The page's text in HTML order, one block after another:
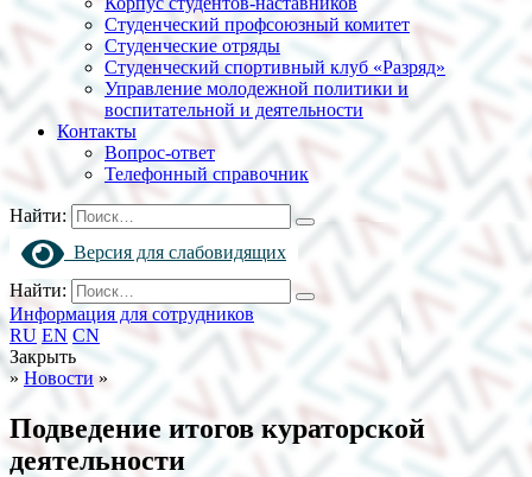
Студенческий профсоюзный комитет
Студенческие отряды
Студенческий спортивный клуб «Разряд»
Управление молодежной политики и
воспитательной и деятельности
Контакты
Вопрос-ответ
Телефонный справочник
Найти:
Версия для слабовидящих
Найти:
Информация для сотрудников
RU EN CN
Закрыть
» Новости »
Подведение итогов кураторской
деятельности